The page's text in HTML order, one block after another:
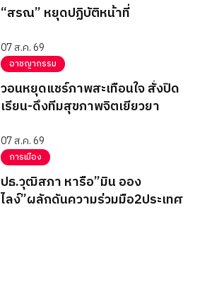
“สรณ” หยุดปฏิบัติหน้าที่
07 ส.ค. 69
อาชญากรรม
วอนหยุดแชร์ภาพสะเทือนใจ สั่งปิด
เรียน-ดึงทีมสุขภาพจิตเยียวยา
07 ส.ค. 69
การเมือง
ปธ.วุฒิสภา หารือ”มิน ออง
ไลง์”ผลักดันความร่วมมือ2ประเทศ